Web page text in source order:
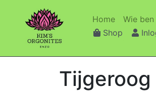
Home(current)
Wie ben
Shop
Tijgeroog